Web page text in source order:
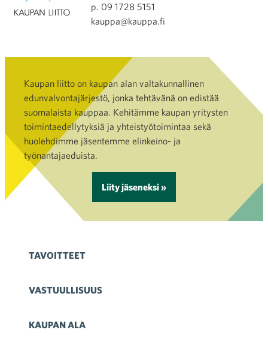
p. 09 1728 5151
kauppa@kauppa.fi
Kaupan liitto on kaupan alan valtakunnallinen
edunvalvontajärjestö, jonka tehtävänä on edistää
suomalaista kauppaa. Kehitämme kaupan yritysten
toimintaedellytyksiä ja yhteistyötoimintaa sekä
huolehdimme jäsentemme elinkeino- ja
työnantajaeduista.
Liity jäseneksi »
TAVOITTEET
VASTUULLISUUS
KAUPAN ALA